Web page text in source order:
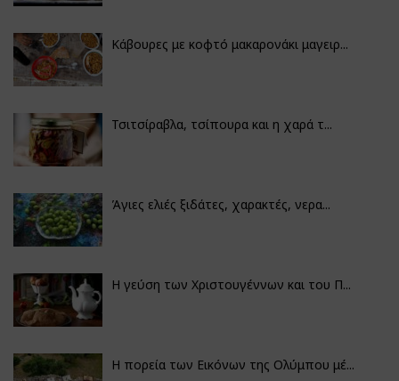
Κάβουρες με κοφτό μακαρονάκι μαγειρ...
Τσιτσίραβλα, τσίπουρα και η χαρά τ...
Άγιες ελιές ξιδάτες, χαρακτές, νερα...
Η γεύση των Χριστουγέννων και του Π...
Η πορεία των Εικόνων της Ολύμπου μέ...